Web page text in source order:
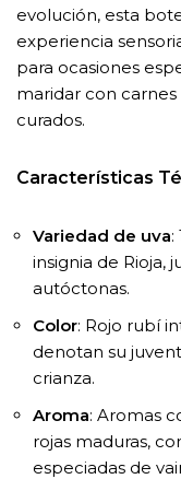
evolución, esta
experiencia
para ocasiones
maridar con carnes
curados.
Características
Variedad de uva:
insignia de Rioja,
autóctonas.
Color: Rojo rubí
denotan su
crianza.
Aroma: Aromas
rojas maduras,
especiadas de